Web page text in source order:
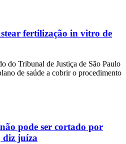
fertilização in vitro de
do Tribunal de Justiça de São Paulo
de saúde a cobrir o procedimento
pode ser cortado por
diz juíza